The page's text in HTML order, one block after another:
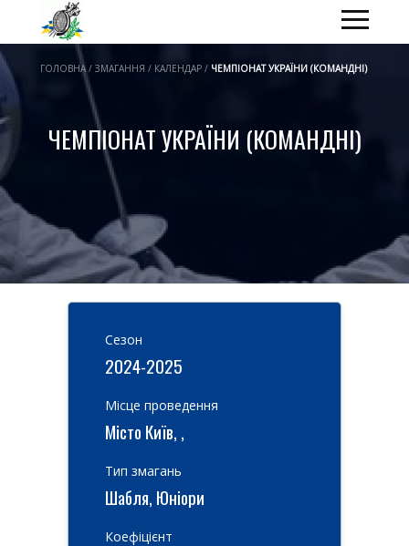
ГОЛОВНА / ЗМАГАННЯ / КАЛЕНДАР / ЧЕМПІОНАТ УКРАЇНИ (КОМАНДНІ)
ЧЕМПІОНАТ УКРАЇНИ (КОМАНДНІ)
Cезон
2024-2025
Місце проведення
Місто Київ, ,
Тип змагань
Шабля, Юніори
Коефіцієнт